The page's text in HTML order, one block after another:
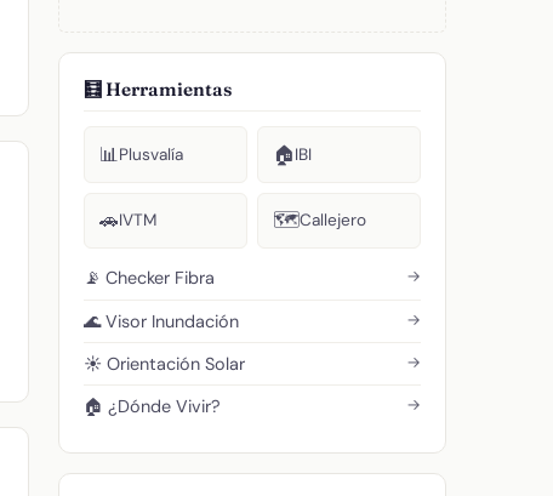
🧮 Herramientas
📊Plusvalía 🏠IBI
🚗IVTM 🗺️Callejero
📡 Checker Fibra →
🌊 Visor Inundación →
☀️ Orientación Solar →
🏠 ¿Dónde Vivir? →